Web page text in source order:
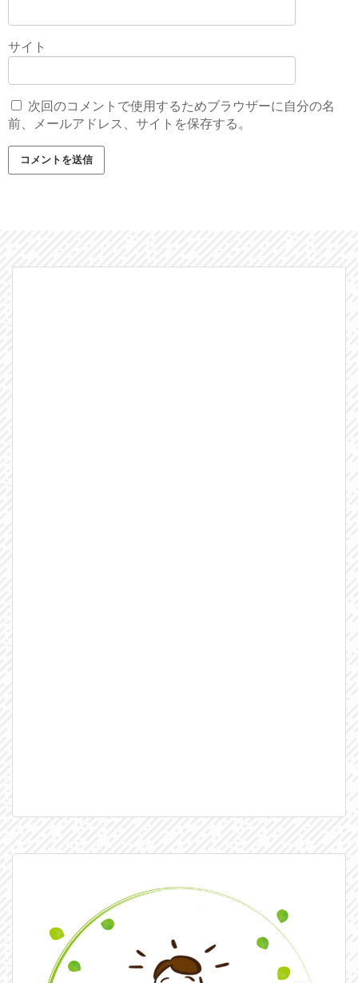
サイト
次回のコメントで使用するためブラウザーに自分の名
前、メールアドレス、サイトを保存する。